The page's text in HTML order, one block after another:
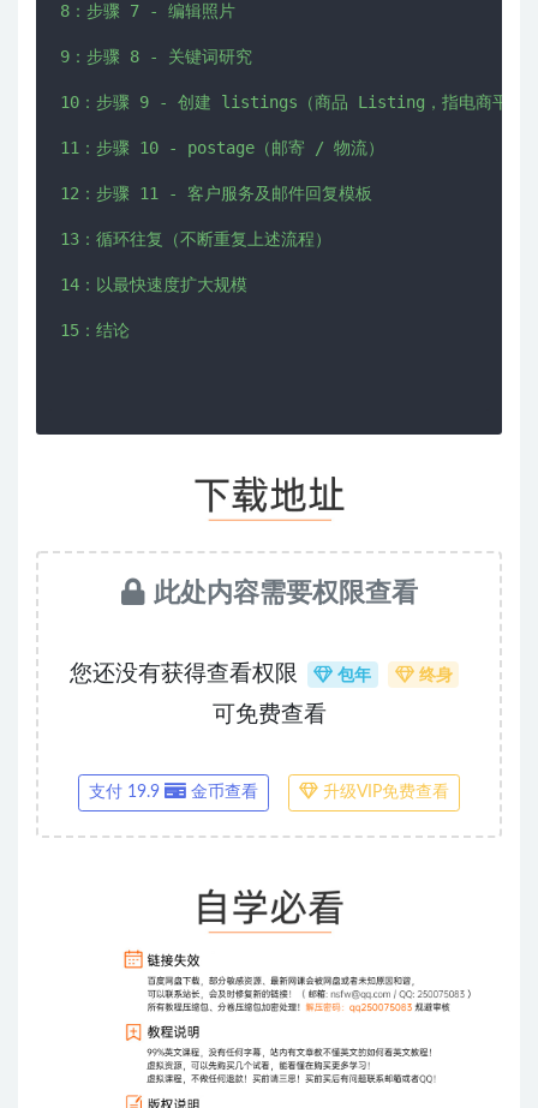
8：步骤 7 - 编辑照片
9：步骤 8 - 关键词研究
10：步骤 9 - 创建 listings（商品 Listing，指电商平台上
11：步骤 10 - postage（邮寄 / 物流）
12：步骤 11 - 客户服务及邮件回复模板
13：循环往复（不断重复上述流程）
14：以最快速度扩大规模
15：结论
此处内容需要权限查看
您还没有获得查看权限 包年 终身
可免费查看
支付 19.9 金币查看 升级VIP免费查看